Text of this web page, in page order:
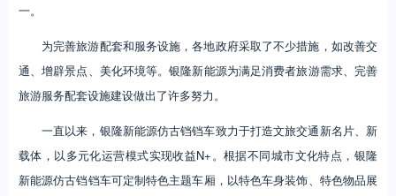
一。
为完善旅游配套和服务设施，各地政府采取了不少措施，如改善交
通、增辟景点、美化环境等。银隆新能源为满足消费者旅游需求、完善
旅游服务配套设施建设做出了许多努力。
一直以来，银隆新能源仿古铛铛车致力于打造文旅交通新名片、新
载体，以多元化运营模式实现收益N+。根据不同城市文化特点，银隆
新能源仿古铛铛车可定制特色主题车厢，以特色车身装饰、特色物品展